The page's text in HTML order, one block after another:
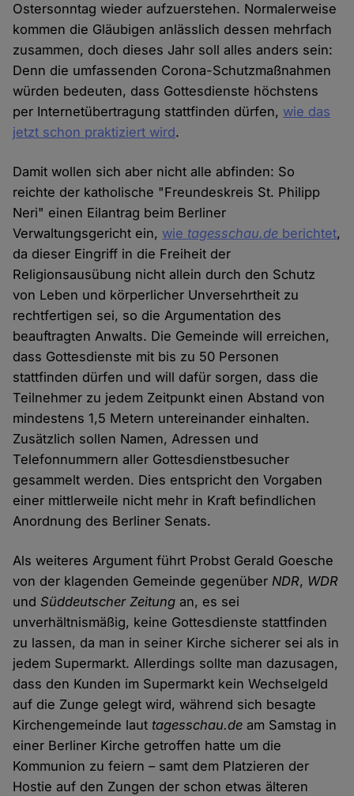
Ostersonntag wieder aufzuerstehen. Normalerweise
kommen die Gläubigen anlässlich dessen mehrfach
zusammen, doch dieses Jahr soll alles anders sein:
Denn die umfassenden Corona-Schutzmaßnahmen
würden bedeuten, dass Gottesdienste höchstens
per Internetübertragung stattfinden dürfen, wie das
jetzt schon praktiziert wird.
Damit wollen sich aber nicht alle abfinden: So
reichte der katholische "Freundeskreis St. Philipp
Neri" einen Eilantrag beim Berliner
Verwaltungsgericht ein, wie tagesschau.de berichtet,
da dieser Eingriff in die Freiheit der
Religionsausübung nicht allein durch den Schutz
von Leben und körperlicher Unversehrtheit zu
rechtfertigen sei, so die Argumentation des
beauftragten Anwalts. Die Gemeinde will erreichen,
dass Gottesdienste mit bis zu 50 Personen
stattfinden dürfen und will dafür sorgen, dass die
Teilnehmer zu jedem Zeitpunkt einen Abstand von
mindestens 1,5 Metern untereinander einhalten.
Zusätzlich sollen Namen, Adressen und
Telefonnummern aller Gottesdienstbesucher
gesammelt werden. Dies entspricht den Vorgaben
einer mittlerweile nicht mehr in Kraft befindlichen
Anordnung des Berliner Senats.
Als weiteres Argument führt Probst Gerald Goesche
von der klagenden Gemeinde gegenüberNDR, WDR
undSüddeutscher Zeitung an, es sei
unverhältnismäßig, keine Gottesdienste stattfinden
zu lassen, da man in seiner Kirche sicherer sei als in
jedem Supermarkt. Allerdings sollte man dazusagen,
dass den Kunden im Supermarkt kein Wechselgeld
auf die Zunge gelegt wird, während sich besagte
Kirchengemeinde laut tagesschau.de am Samstag in
einer Berliner Kirche getroffen hatte um die
Kommunion zu feiern – samt dem Platzieren der
Hostie auf den Zungen der schon etwas älteren